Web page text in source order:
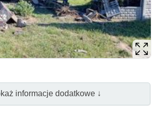
informacje dodatkowe ↓